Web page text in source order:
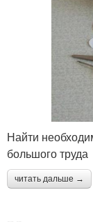
Найти
большого труда
читать дальше →